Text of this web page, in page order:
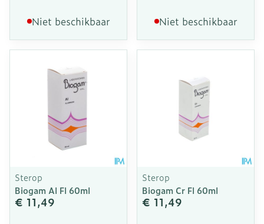
Niet beschikbaar Niet beschikbaar
Sterop
Biogam Al Fl 60ml
€ 11,49
Sterop
Biogam Cr Fl 60ml
€ 11,49